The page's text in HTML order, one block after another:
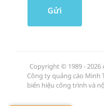
Copyright © 1989 -
Công ty quảng cáo Minh
biển hiệu công trình và